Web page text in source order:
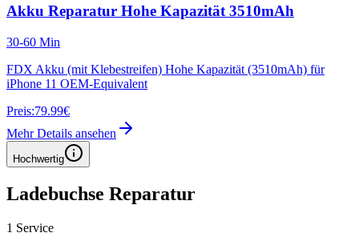
Akku Reparatur Hohe Kapazität 3510mAh
30-60 Min
FDX Akku (mit Klebestreifen) Hohe Kapazität (3510mAh) für
iPhone 11 OEM-Equivalent
Preis:79.99€
Mehr Details ansehen
Hochwertig
Ladebuchse Reparatur
1 Service